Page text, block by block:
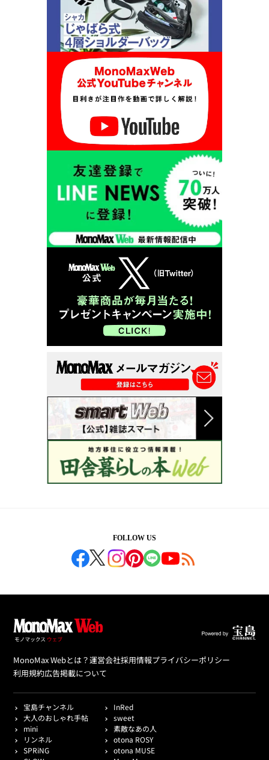
FOLLOW US
MonoMax Webとは？運営会社採用情報プライバシーポリシー
利用規約広告掲載について
宝島チャンネル
InRed
大人のおしゃれ手帖
sweet
mini
素敵なあの人
リンネル
otona ROSY
SPRiNG
otona MUSE